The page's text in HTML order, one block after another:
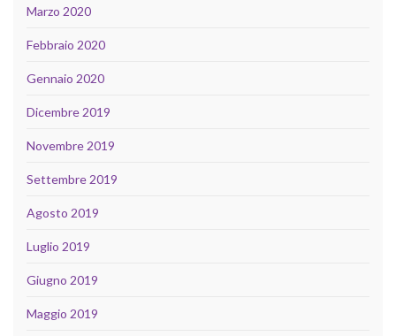
Marzo 2020
Febbraio 2020
Gennaio 2020
Dicembre 2019
Novembre 2019
Settembre 2019
Agosto 2019
Luglio 2019
Giugno 2019
Maggio 2019